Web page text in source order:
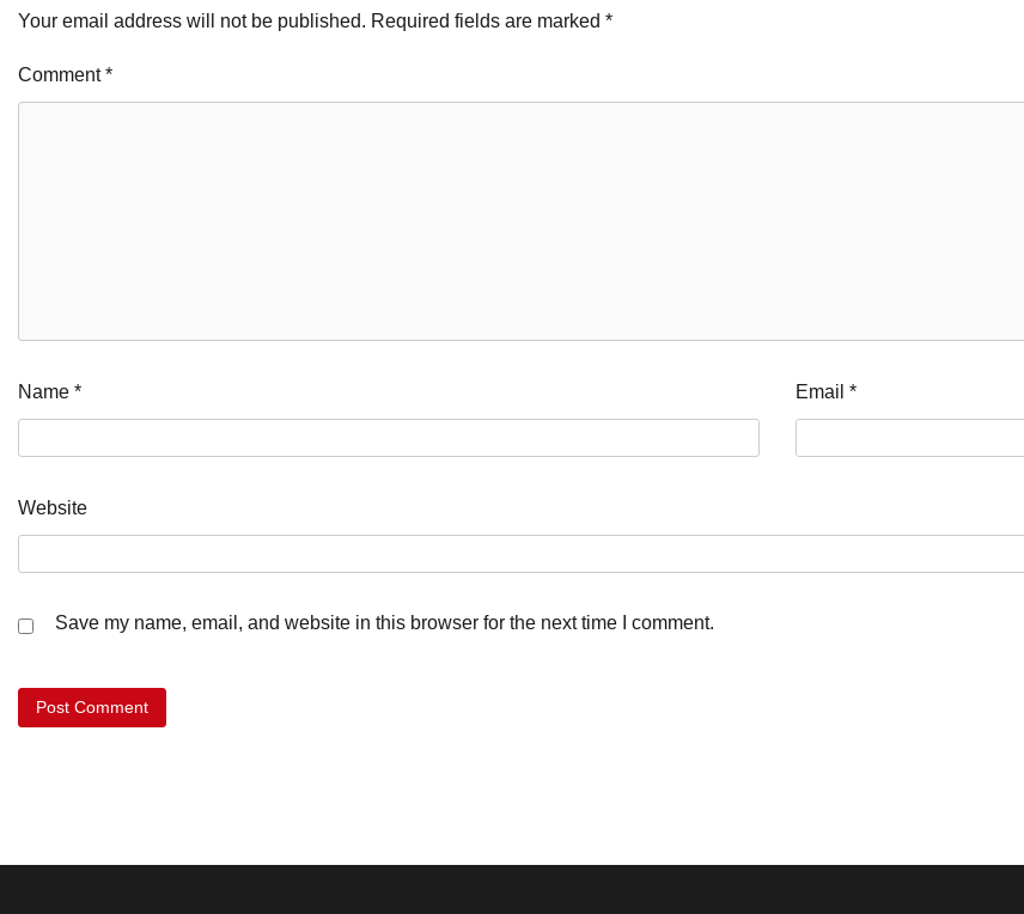
Your email address will not be published. Required fields are marked *
Comment*
Name * Email *
Website
Save my name, email, and website in this browser for the next time I comment.